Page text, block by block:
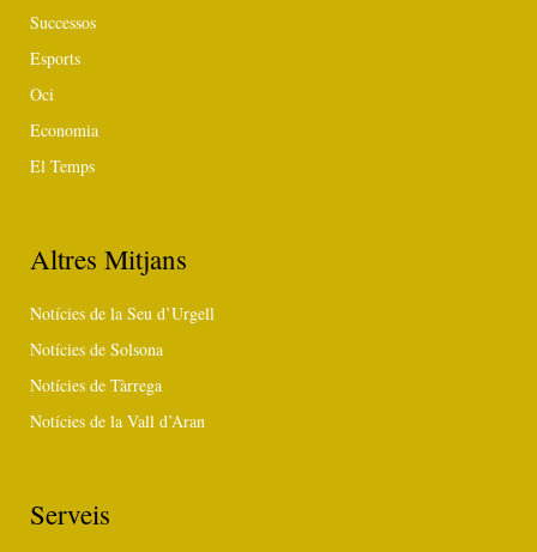
Successos
Esports
Oci
Economia
El Temps
Altres Mitjans
Notícies de la Seu d’Urgell
Notícies de Solsona
Notícies de Tàrrega
Notícies de la Vall d’Aran
Serveis